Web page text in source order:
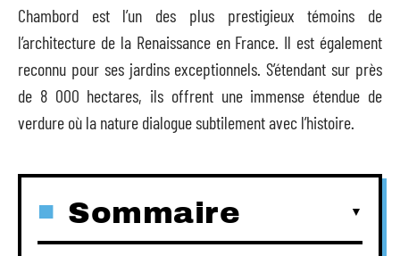
Chambord est l’un des plus prestigieux témoins de
l’architecture de la Renaissance en France. Il est également
reconnu pour ses jardins exceptionnels. S’étendant sur près
de 8 000 hectares, ils offrent une immense étendue de
verdure où la nature dialogue subtilement avec l’histoire.
Sommaire